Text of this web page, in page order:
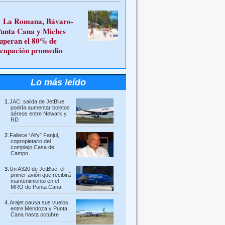
La Romana, Bávaro-
Cana y Miches
el 80% de
promedio
Lo más leído
JAC: salida de JetBlue
podría aumentar boletos
aéreos entre Newark y
RD
Fallece “Alfy” Fanjul,
copropietario del
complejo Casa de
Campo
Un A320 de JetBlue, el
primer avión que recibirá
mantenimiento en el
MRO de Punta Cana
Arajet pausa sus vuelos
entre Mendoza y Punta
Cana hasta octubre